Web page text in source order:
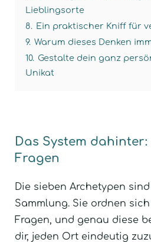
Lieblingsorte
8. Ein praktischer Kniff für
9. Warum dieses Denken
10. Gestalte dein ganz
Unikat
Das System
Fragen
Die sieben Archetypen
Sammlung. Sie ordnen
Fragen, und genau diese
dir, jeden Ort eindeutig